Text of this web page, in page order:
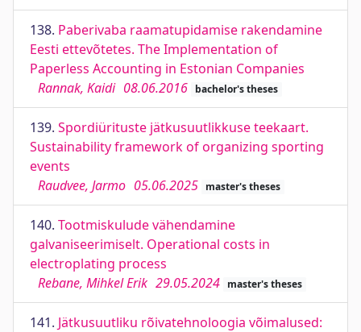
138. Paberivaba raamatupidamise rakendamine
Eesti ettevõtetes. The Implementation of
Paperless Accounting in Estonian Companies
Rannak, Kaidi 08.06.2016 bachelor's theses
139. Spordiürituste jätkusuutlikkuse teekaart.
Sustainability framework of organizing sporting
events
Raudvee, Jarmo 05.06.2025 master's theses
140. Tootmiskulude vähendamine
galvaniseerimiselt. Operational costs in
electroplating process
Rebane, Mihkel Erik 29.05.2024 master's theses
141. Jätkusuutliku rõivatehnoloogia võimalused: